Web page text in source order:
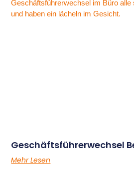
Geschäftsführerwechsel
Mehr Lesen